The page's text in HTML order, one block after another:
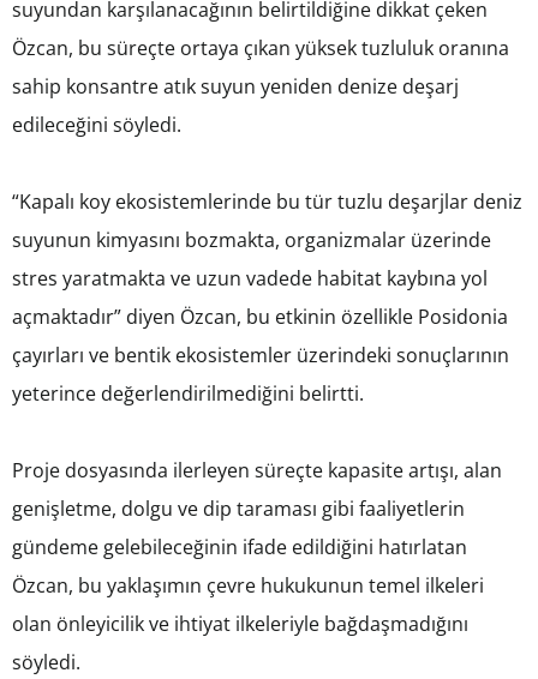
suyundan karşılanacağının belirtildiğine dikkat çeken
Özcan, bu süreçte ortaya çıkan yüksek tuzluluk oranına
sahip konsantre atık suyun yeniden denize deşarj
edileceğini söyledi.
“Kapalı koy ekosistemlerinde bu tür tuzlu deşarjlar deniz
suyunun kimyasını bozmakta, organizmalar üzerinde
stres yaratmakta ve uzun vadede habitat kaybına yol
açmaktadır” diyen Özcan, bu etkinin özellikle Posidonia
çayırları ve bentik ekosistemler üzerindeki sonuçlarının
yeterince değerlendirilmediğini belirtti.
Proje dosyasında ilerleyen süreçte kapasite artışı, alan
genişletme, dolgu ve dip taraması gibi faaliyetlerin
gündeme gelebileceğinin ifade edildiğini hatırlatan
Özcan, bu yaklaşımın çevre hukukunun temel ilkeleri
olan önleyicilik ve ihtiyat ilkeleriyle bağdaşmadığını
söyledi.